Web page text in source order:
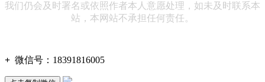
我们仍会及时署名或依照作者本人意愿处理，如未及时联系本
站，本网站不承担任何责任。
+ 微信号： 18391816005